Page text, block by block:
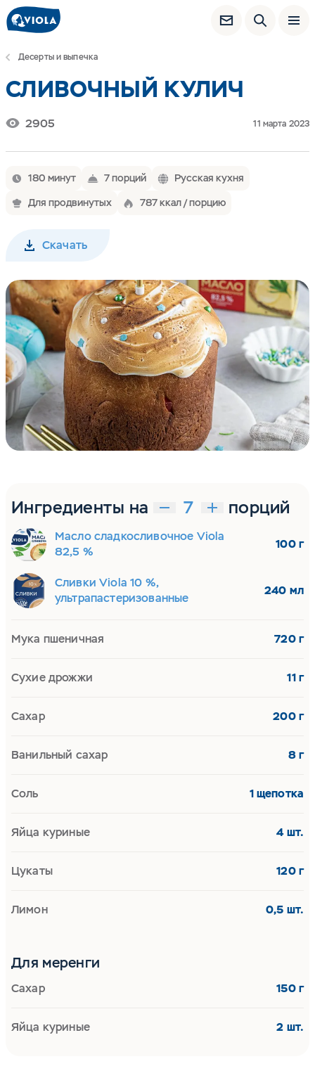
Десерты и выпечка
СЛИВОЧНЫЙ КУЛИЧ
2905 11 марта 2023
180 минут 7 порций
Русская кухня
Для продвинутых
787 ккал / порцию
Скачать
Ингредиенты на порций
Масло сладкосливочное Viola
82,5 %
100 г
Сливки Viola 10 %,
ультрапастеризованные
240 мл
Мука пшеничная 720 г
Сухие дрожжи 11 г
Сахар 200 г
Ванильный сахар 8 г
Соль 1 щепотка
Яйца куриные 4 шт.
Цукаты 120 г
Лимон 0,5 шт.
Для меренги
Сахар 150 г
Яйца куриные 2 шт.